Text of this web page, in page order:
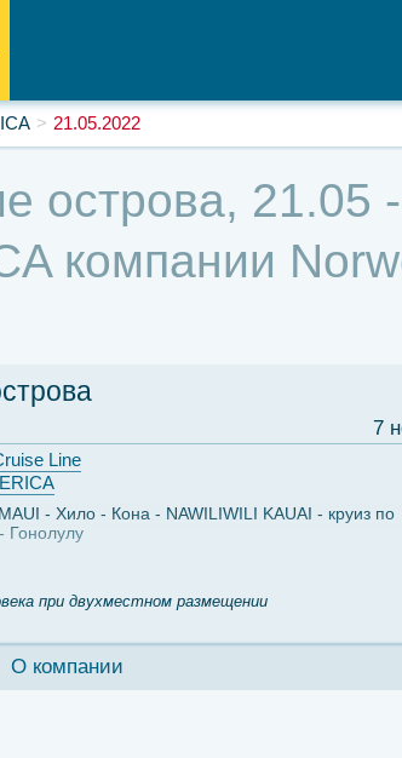
21.05.2022
острова, 21.05
компании
7
Line
Хило Кона NAWILIWILI KAUAI
круиз по
Гонолулу
при двухместном размещении
О компании